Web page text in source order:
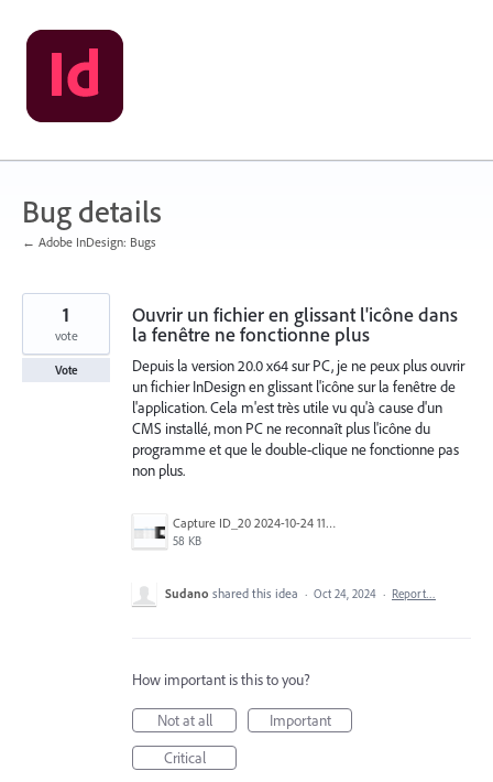
Skip
to
content
Bug details
← Adobe InDesign: Bugs
Ouvrir un fichier en glissant l'icône dans
la fenêtre ne fonctionne plus
Depuis la version 20.0 x64 sur PC, je ne peux plus ouvrir
un fichier InDesign en glissant l'icône sur la fenêtre de
l'application. Cela m'est très utile vu qu'à cause d'un
CMS installé, mon PC ne reconnaît plus l'icône du
programme et que le double-clique ne fonctionne pas
non plus.
Capture ID_20 2024-10-24 115206.png
58 KB
1
vote
Vote
Sudano shared this idea · Oct 24, 2024 · Report…
How important is this to you?
Not at all
Important
Critical